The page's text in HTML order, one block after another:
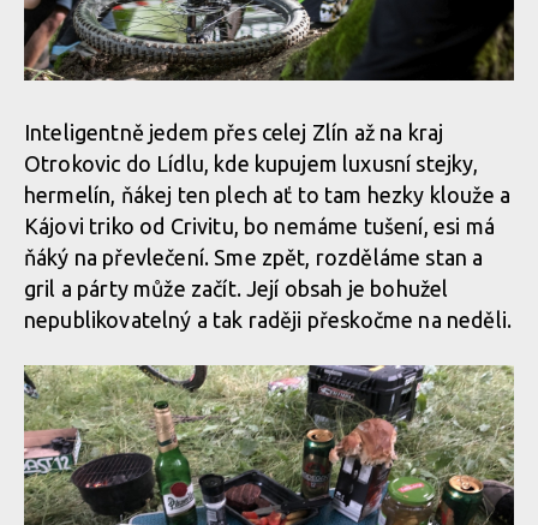
Inteligentně jedem přes celej Zlín až na kraj
Otrokovic do Lídlu, kde kupujem luxusní stejky,
hermelín, ňákej ten plech ať to tam hezky klouže a
Kájovi triko od Crivitu, bo nemáme tušení, esi má
ňáký na převlečení. Sme zpět, rozděláme stan a
gril a párty může začít. Její obsah je bohužel
nepublikovatelný a tak raději přeskočme na neděli.